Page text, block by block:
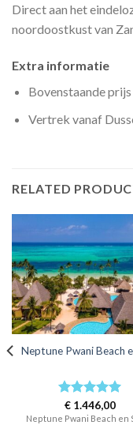
Direct aan het
noordoostkust van
Extra informatie
Bovenstaande
Vertrek vanaf
RELATED
Neptune Pwani Beach
Rated5
out of 5
€ 1.446,00
Neptune Pwani Beach en